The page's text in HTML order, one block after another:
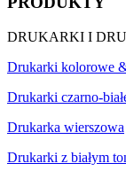
DRUKARKI I
Drukarki kolorowe
Drukarki czarno-
Drukarka wierszowa
Drukarki z białym